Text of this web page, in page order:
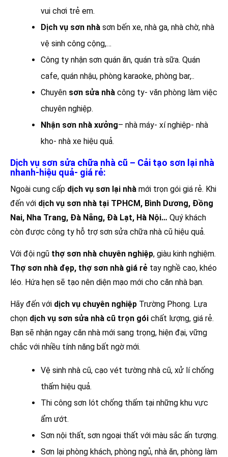
vui chơi trẻ em.
Dịch vụ sơn nhà sơn bến xe, nhà ga, nhà chờ, nhà
vệ sinh công cộng,…
Công ty nhận sơn quán ăn, quán trà sữa. Quán
cafe, quán nhậu, phòng karaoke, phòng bar,..
Chuyên sơn sửa nhà công ty- văn phòng làm việc
chuyên nghiệp.
Nhận sơn nhà xưởng– nhà máy- xí nghiệp- nhà
kho- nhà xe hiệu quả.
Dịch vụ sơn sửa chữa nhà cũ – Cải tạo sơn lại nhà
nhanh-hiệu quả- giá rẻ:
Ngoài cung cấp dịch vụ sơn lại nhà mới trọn gói giá rẻ. Khi
đến với dịch vụ sơn nhà tại TPHCM, Bình Dương, Đồng
Nai, Nha Trang, Đà Nẵng, Đà Lạt, Hà Nội… Quý khách
còn được công ty hỗ trợ sơn sửa chữa nhà cũ hiệu quả.
Với đội ngũ thợ sơn nhà chuyên nghiệp, giàu kinh nghiệm.
Thợ sơn nhà đẹp, thợ sơn nhà giá rẻ tay nghề cao, khéo
léo. Hứa hẹn sẽ tạo nên diện mạo mới cho căn nhà bạn.
Hãy đến với dịch vụ chuyên nghiệp Trường Phong. Lựa
chọn dịch vụ sơn sửa nhà cũ trọn gói chất lượng, giá rẻ.
Bạn sẽ nhận ngay căn nhà mới sang trọng, hiện đại, vững
chắc với nhiều tính năng bất ngờ mới.
Vệ sinh nhà cũ, cạo vét tường nhà cũ, xử lí chống
thấm hiệu quả.
Thi công sơn lót chống thấm tại những khu vực
ẩm ướt.
Sơn nội thất, sơn ngoại thất với màu sắc ấn tượng.
Sơn lại phòng khách, phòng ngủ, nhà ăn, phòng làm